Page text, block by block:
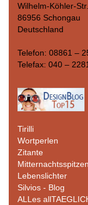
Wilhelm-Köhler-
86956 Schongau
Deutschland
Telefon: 08861 –
Telefax: 040 –
Tirilli
Wortperlen
Zitante
Mitternachtsspitzen
Lebenslichter
Silvios - Blog
ALLes